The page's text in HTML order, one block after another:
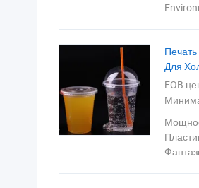
Для
FOB